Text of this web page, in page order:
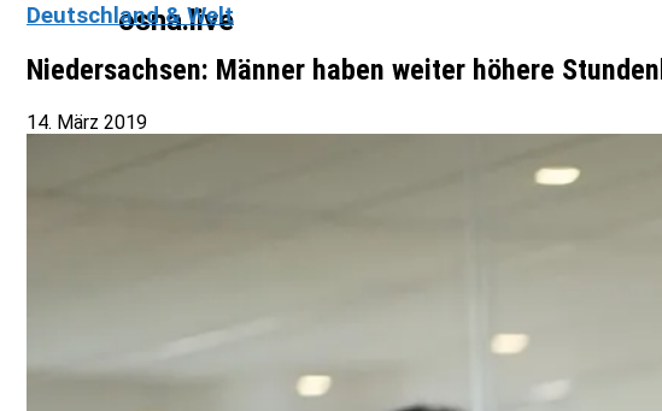
osna.live
Deutschland & Welt
Niedersachsen: Männer haben weiter höhere
14. März 2019